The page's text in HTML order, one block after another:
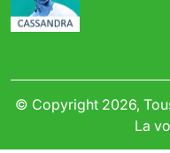
© Copyright 2026,
La